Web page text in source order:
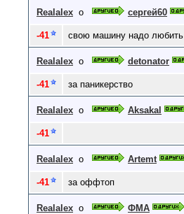
Realalex о сергей60
-41 свою машину надо любить
Realalex о detonator
-41 за паникерство
Realalex о Aksakal
-41
Realalex о Artemt
-41 за оффтоп
Realalex о ФМА